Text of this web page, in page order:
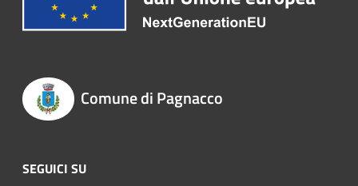
Comune di Pagnacco
SEGUICI SU